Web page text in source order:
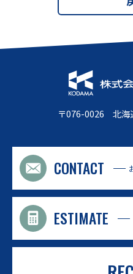
〒076-0026 北海
CONTACT
ESTIMATE